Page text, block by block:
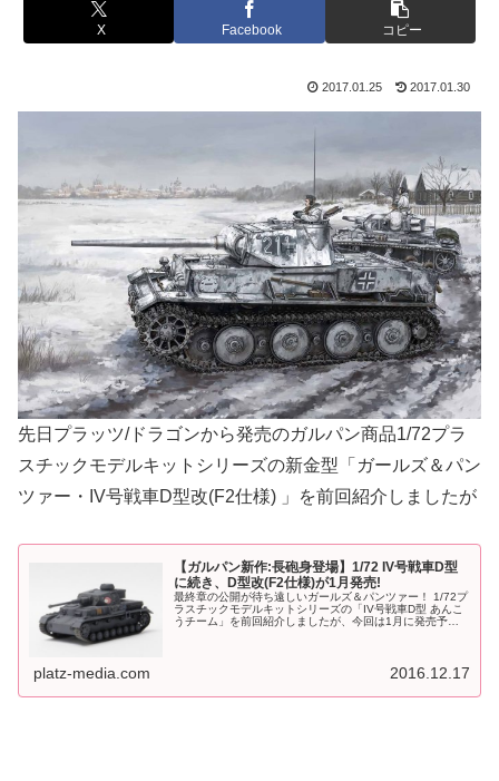
X Facebook コピー
2017.01.25 2017.01.30
先日プラッツ/ドラゴンから発売のガルパン商品1/72プラ
スチックモデルキットシリーズの新金型「ガールズ＆パン
ツァー・IV号戦車D型改(F2仕様) 」を前回紹介しましたが
【ガルパン新作:長砲身登場】1/72 IV号戦車D型
に続き、D型改(F2仕様)が1月発売!
最終章の公開が待ち遠しいガールズ＆パンツァー！ 1/72プ
ラスチックモデルキットシリーズの「IV号戦車D型 あんこ
うチーム」を前回紹介しましたが、今回は1月に発売予定
platz-media.com 2016.12.17